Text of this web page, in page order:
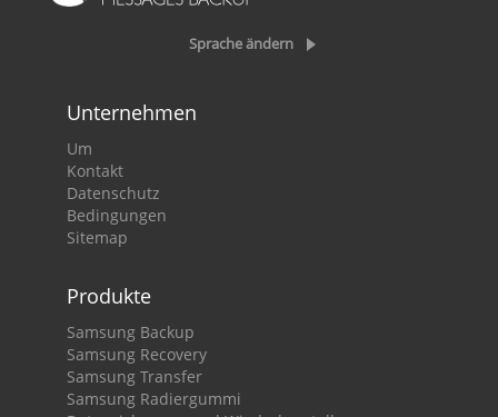
Sprache ändern
Unternehmen
Um
Kontakt
Datenschutz
Bedingungen
Sitemap
Produkte
Samsung Backup
Samsung Recovery
Samsung Transfer
Samsung Radiergummi